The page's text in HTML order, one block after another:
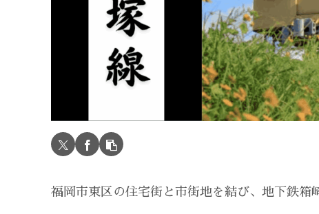
福岡市東区の住宅街と市街地を結び、地下鉄箱